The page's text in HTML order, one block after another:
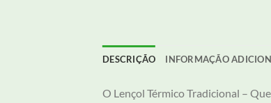
DESCRIÇÃO INFORMAÇÃO
O Lençol Térmico Tradicional –